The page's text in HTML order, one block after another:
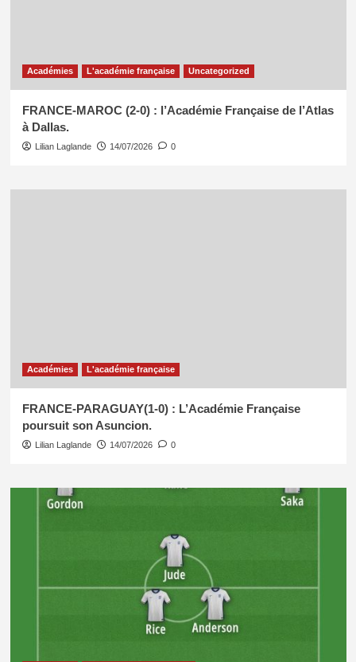
Académies L'académie française Uncategorized
FRANCE-MAROC (2-0) : l’Académie Française de l’Atlas
à Dallas.
Lilian Laglande 14/07/2026 0
Académies L'académie française
FRANCE-PARAGUAY(1-0) : L’Académie Française
poursuit son Asuncion.
Lilian Laglande 14/07/2026 0